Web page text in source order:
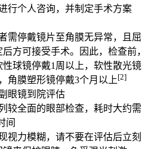
行个人咨询，并制定手术方案
需停戴镜片至角膜无异常，且屈
方可接受手术。因此，检查前，
球镜停戴1周以上，软性散光镜
角膜塑形镜停戴3个月以上 [2]
眼镜到院评估
较全面的眼部检查，耗时大约需
间
视力模糊，请不要在评估后立刻